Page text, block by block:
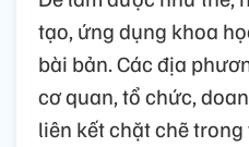
tạo, ứng dụng khoa
bài bản. Các địa
cơ quan, tổ chức,
liên kết chặt chẽ